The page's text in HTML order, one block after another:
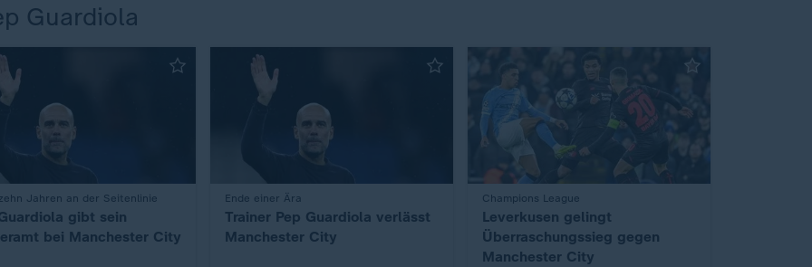
Guardiola
Jahren an der Seitenlinie
gibt sein
bei Manchester City
Ende einer Ära
:
Trainer Pep Guardiola verlässt
Manchester City
Champions League
:
Leverkusen gelingt
Überraschungssieg gegen
Manchester City